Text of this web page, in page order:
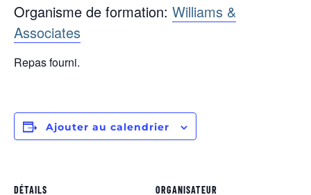
Organisme de formation: Williams &
Associates
Repas fourni.
Ajouter au calendrier
DÉTAILS ORGANISATEUR